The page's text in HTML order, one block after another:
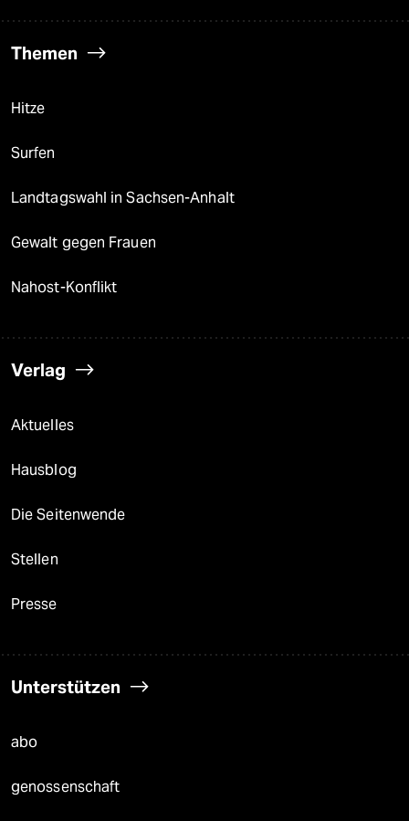
Themen
Hitze
Surfen
Landtagswahl in Sachsen-Anhalt
Gewalt gegen Frauen
Nahost-Konflikt
Verlag
Aktuelles
Hausblog
Die Seitenwende
Stellen
Presse
Unterstützen
abo
genossenschaft